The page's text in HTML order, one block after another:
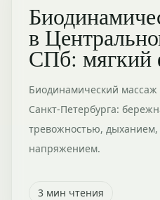
в
СПб: мягкий
Биодинамический
Санкт-Петербурга:
тревожностью,
напряжением.
3 мин чтения